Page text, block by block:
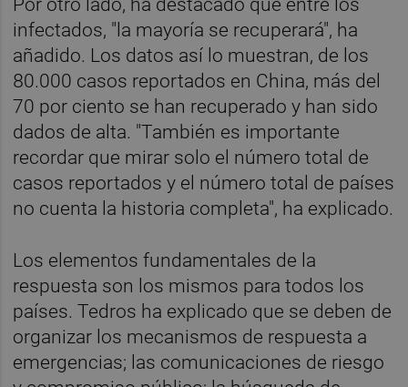
infectados, "la mayoría se recuperará", ha
añadido. Los datos así lo muestran, de los
80.000 casos reportados en China, más del
70 por ciento se han recuperado y han sido
dados de alta. "También es importante
recordar que mirar solo el número total de
casos reportados y el número total de países
no cuenta la historia completa", ha explicado.
Los elementos fundamentales de la
respuesta son los mismos para todos los
países. Tedros ha explicado que se deben de
organizar los mecanismos de respuesta a
emergencias; las comunicaciones de riesgo